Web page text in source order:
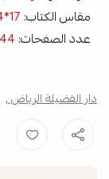
مقاس الكتاب: 17*24
عدد الصفحات:
دار الفضيلة الرياض ,